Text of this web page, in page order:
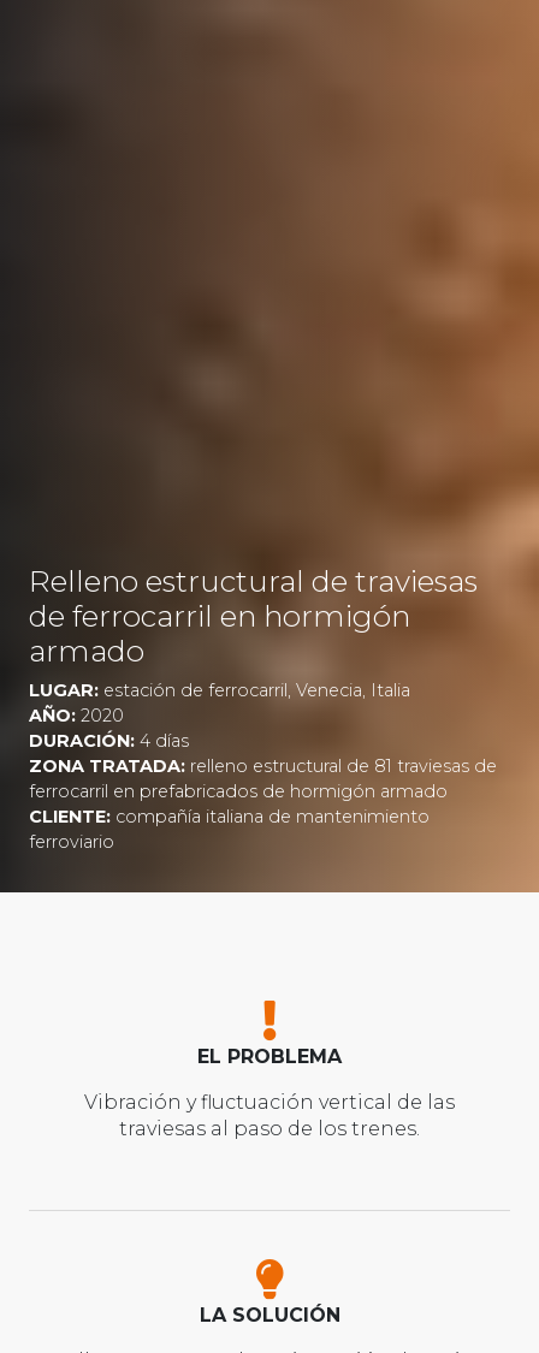
Relleno estructural de traviesas
de ferrocarril en hormigón
armado
LUGAR: estación de ferrocarril, Venecia, Italia
AÑO: 2020
DURACIÓN: 4 días
ZONA TRATADA: relleno estructural de 81 traviesas de
ferrocarril en prefabricados de hormigón armado
CLIENTE: compañía italiana de mantenimiento
ferroviario
EL PROBLEMA
Vibración y fluctuación vertical de las
traviesas al paso de los trenes.
LA SOLUCIÓN